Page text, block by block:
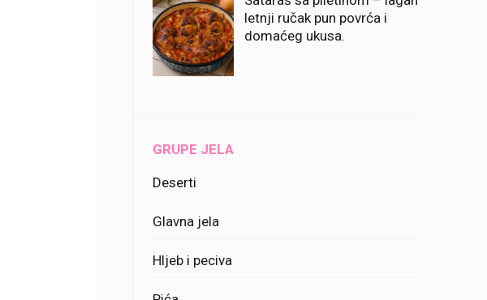
letnji ručak pun povrća i
domaćeg ukusa.
GRUPE JELA
Deserti
Glavna jela
Hljeb i peciva